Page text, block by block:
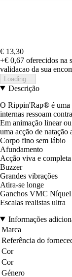
€ 13,30
+€ 0,67 oferecidos na
validacao da sua
Loading...
Descrição
O Rippin'Rap® é uma
internas ressoam
Em animação linear
uma acção de natação
Corpo fino sem lábio
Afundamento
Acção viva e completa
Buzzer
Grandes vibrações
Atira-se longe
Ganchos VMC Níquel
Escalas realistas ultra
Informações
Marca
Referência do
Cor
Cor
Género